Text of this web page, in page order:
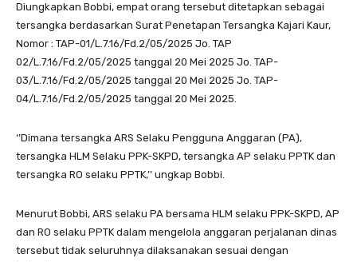
Diungkapkan Bobbi, empat orang tersebut ditetapkan sebagai
tersangka berdasarkan Surat Penetapan Tersangka Kajari Kaur,
Nomor : TAP-01/L.7.16/Fd.2/05/2025 Jo. TAP
02/L.7.16/Fd.2/05/2025 tanggal 20 Mei 2025 Jo. TAP-
03/L.7.16/Fd.2/05/2025 tanggal 20 Mei 2025 Jo. TAP-
04/L.7.16/Fd.2/05/2025 tanggal 20 Mei 2025.
‘’Dimana tersangka ARS Selaku Pengguna Anggaran (PA),
tersangka HLM Selaku PPK-SKPD, tersangka AP selaku PPTK dan
tersangka RO selaku PPTK,’’ ungkap Bobbi.
Menurut Bobbi, ARS selaku PA bersama HLM selaku PPK-SKPD, AP
dan RO selaku PPTK dalam mengelola anggaran perjalanan dinas
tersebut tidak seluruhnya dilaksanakan sesuai dengan